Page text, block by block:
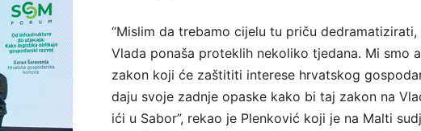
“Mislim da trebamo cijelu tu priču
Vlada ponaša proteklih nekoliko tjedana. Mi smo
zakon koji će zaštititi interese hrvatskog
daju svoje zadnje opaske kako bi taj zakon na
ići u Sabor”, rekao je Plenković koji je na Malti